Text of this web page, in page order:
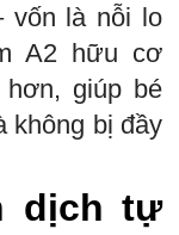
vốn là nỗi lo
A2 hữu cơ
giúp bé
không bị đầy
dịch tự